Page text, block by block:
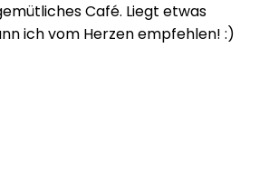
Café. Liegt etwas
ich vom Herzen empfehlen! :)